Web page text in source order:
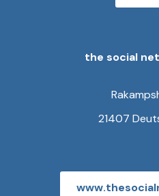
the social
21407